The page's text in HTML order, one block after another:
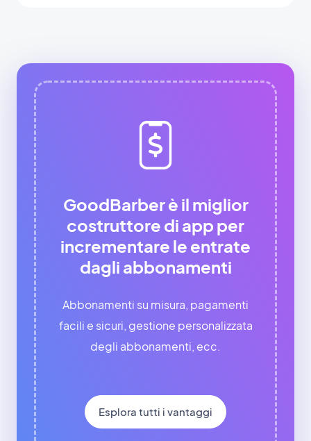
GoodBarber è il miglior
costruttore di app per
incrementare le entrate
dagli abbonamenti
Abbonamenti su misura, pagamenti
facili e sicuri, gestione personalizzata
degli abbonamenti, ecc.
Esplora tutti i vantaggi